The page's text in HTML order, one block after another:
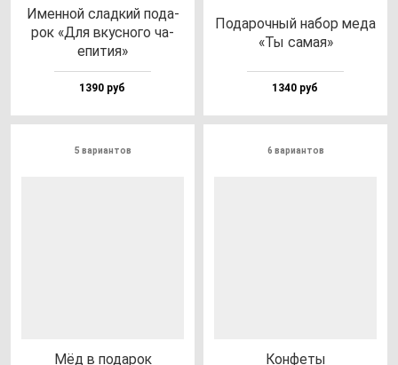
Имен­ной слад­кий по­да­
рок «Для вкус­но­го ча­
епи­тия»
1390 руб
Пода­роч­ный на­бор ме­да
«Ты са­мая»
1340 руб
5 вариантов
Мёд в по­да­рок
6 вариантов
Кон­фе­ты